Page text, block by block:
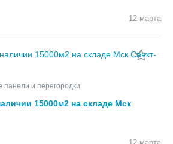
12 марта
и перегородки
15000м2 на складе Мск